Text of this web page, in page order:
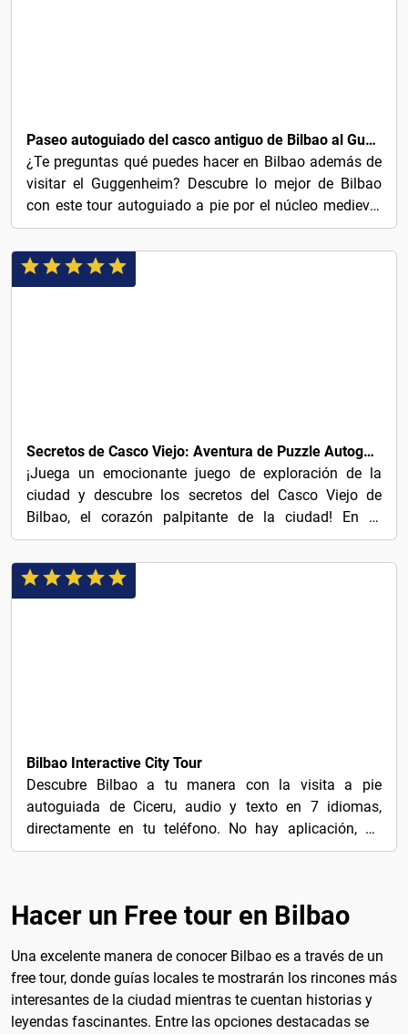
Paseo autoguiado del casco antiguo de Bilbao al Guggenheim
¿Te preguntas qué puedes hacer en Bilbao además de
visitar el Guggenheim? Descubre lo mejor de Bilbao
con este tour autoguiado a pie por el núcleo medieval
de...
Secretos de Casco Viejo: Aventura de Puzzle Autoguiado en Bilbao
¡Juega un emocionante juego de exploración de la
ciudad y descubre los secretos del Casco Viejo de
Bilbao, el corazón palpitante de la ciudad! En tu
búsqueda...
Bilbao Interactive City Tour
Descubre Bilbao a tu manera con la visita a pie
autoguiada de Ciceru, audio y texto en 7 idiomas,
directamente en tu teléfono. No hay aplicación, no
hay...
Hacer un Free tour en Bilbao
Una excelente manera de conocer Bilbao es a través de un
free tour, donde guías locales te mostrarán los rincones más
interesantes de la ciudad mientras te cuentan historias y
leyendas fascinantes. Entre las opciones destacadas se